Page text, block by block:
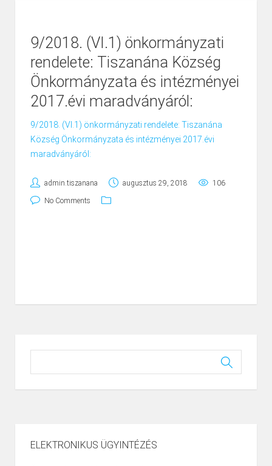
9/2018. (VI.1) önkormányzati
rendelete: Tiszanána Község
Önkormányzata és intézményei
2017.évi maradványáról:
9/2018. (VI.1) önkormányzati rendelete: Tiszanána
Község Önkormányzata és intézményei 2017.évi
maradványáról:
admin.tiszanana augusztus 29, 2018 106
No Comments
ELEKTRONIKUS ÜGYINTÉZÉS